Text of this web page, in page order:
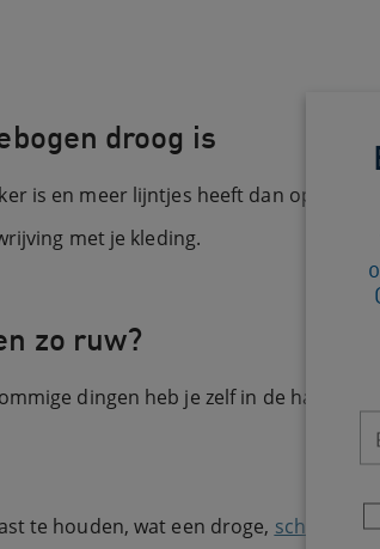
droog is
is en meer lijntjes heeft dan op
met je kleding.
zo ruw?
dingen heb je zelf in de hand,
te houden, wat een droge, schilferige